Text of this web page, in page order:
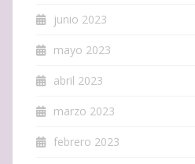
junio 2023
mayo 2023
abril 2023
marzo 2023
febrero 2023